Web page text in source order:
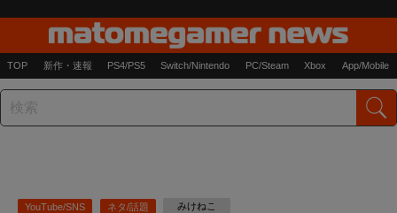
TOP 新作・速報 PS4/PS5 Switch/Nintendo PC/Steam Xbox App/Mobile
YouTube/SNS ネタ/話題 みけねこ